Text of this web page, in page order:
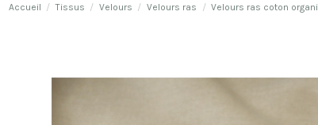
Accueil Tissus Velours Velours ras Velours ras coton